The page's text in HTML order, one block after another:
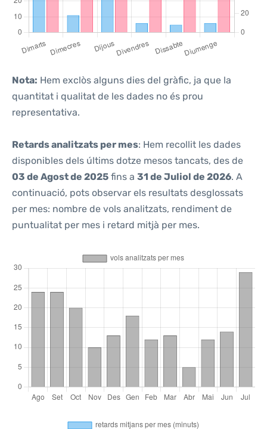
Nota: Hem exclòs alguns dies del gràfic, ja que la
quantitat i qualitat de les dades no és prou
representativa.
Retards analitzats per mes: Hem recollit les dades
disponibles dels últims dotze mesos tancats, des de
03 de Agost de 2025 fins a 31 de Juliol de 2026. A
continuació, pots observar els resultats desglossats
per mes: nombre de vols analitzats, rendiment de
puntualitat per mes i retard mitjà per mes.